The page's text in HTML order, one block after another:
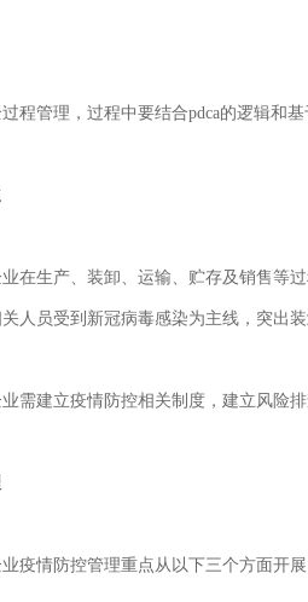
管理，过程中要结合pdca的逻辑和基
生产、装卸、运输、贮存及销售等过
人员受到新冠病毒感染为主线，突出
建立疫情防控相关制度，建立风险排
情防控管理重点从以下三个方面开